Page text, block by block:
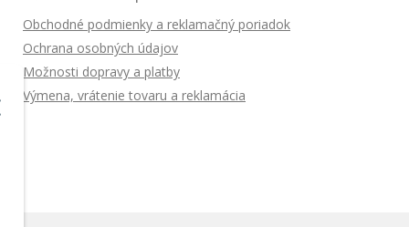
Obchodné podmienky a reklamačný poriadok
Ochrana osobných údajov
Možnosti dopravy a platby
Výmena, vrátenie tovaru a reklamácia